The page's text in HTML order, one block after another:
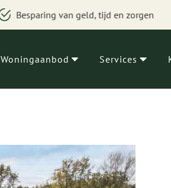
Makelaars, financieel
Woningaanbod Services